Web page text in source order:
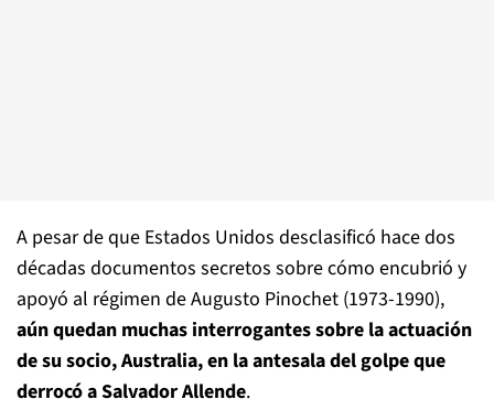
A pesar de que Estados Unidos desclasificó hace dos
décadas documentos secretos sobre cómo encubrió y
apoyó al régimen de Augusto Pinochet (1973-1990),
aún quedan muchas interrogantes sobre la actuación
de su socio, Australia, en la antesala del golpe que
derrocó a Salvador Allende.